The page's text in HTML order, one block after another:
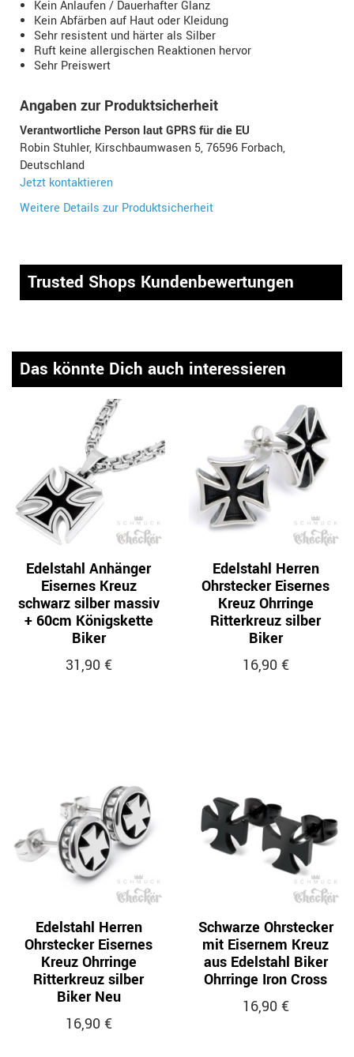
Kein Anlaufen / Dauerhafter Glanz
Kein Abfärben auf Haut oder Kleidung
Sehr resistent und härter als Silber
Ruft keine allergischen Reaktionen hervor
Sehr Preiswert
Angaben zur Produktsicherheit
Verantwortliche Person laut GPRS für die EU
Robin Stuhler, Kirschbaumwasen 5, 76596 Forbach,
Deutschland
Jetzt kontaktieren
Weitere Details zur Produktsicherheit
Trusted Shops Kundenbewertungen
Das könnte Dich auch interessieren
Edelstahl Anhänger
Eisernes Kreuz
schwarz silber massiv
+ 60cm Königskette
Biker
31,90 €
Edelstahl Herren
Ohrstecker Eisernes
Kreuz Ohrringe
Ritterkreuz silber
Biker
16,90 €
Edelstahl Herren
Ohrstecker Eisernes
Kreuz Ohrringe
Ritterkreuz silber
Biker Neu
16,90 €
Schwarze Ohrstecker
mit Eisernem Kreuz
aus Edelstahl Biker
Ohrringe Iron Cross
16,90 €